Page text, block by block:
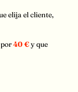
elija el cliente,
40 €y que